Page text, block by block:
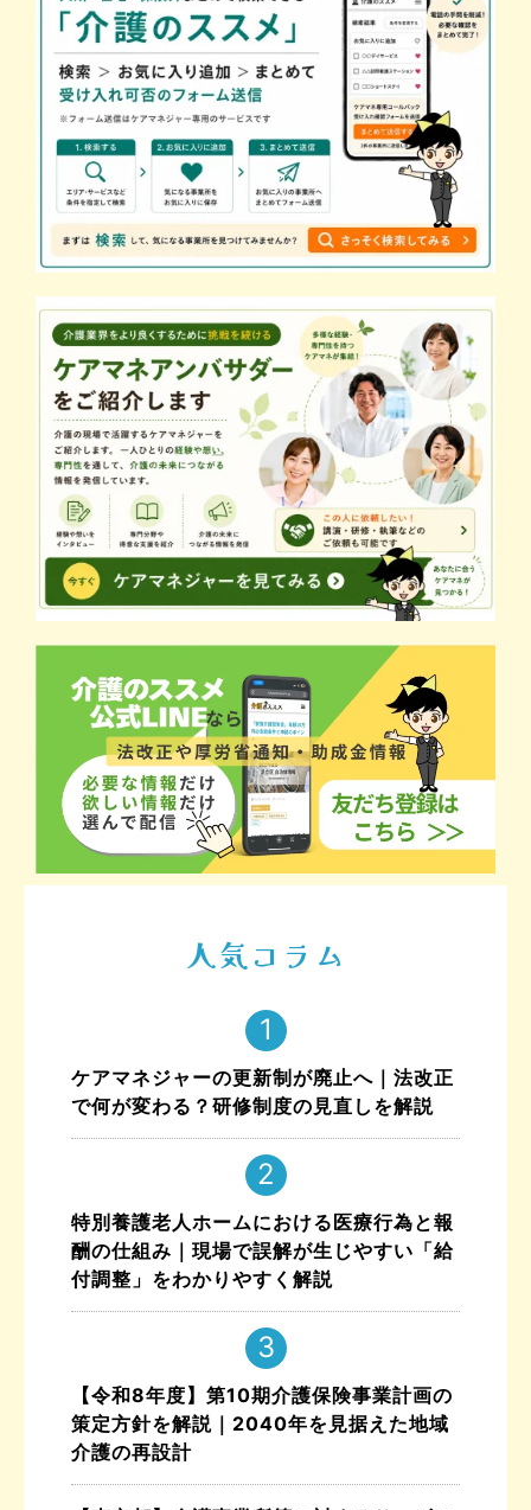
人気コラム
ケアマネジャーの更新制が廃止へ｜法改正
で何が変わる？研修制度の見直しを解説
特別養護老人ホームにおける医療行為と報
酬の仕組み｜現場で誤解が生じやすい「給
付調整」をわかりやすく解説
【令和8年度】第10期介護保険事業計画の
策定方針を解説｜2040年を見据えた地域
介護の再設計